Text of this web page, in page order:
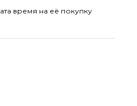
время на её покупку